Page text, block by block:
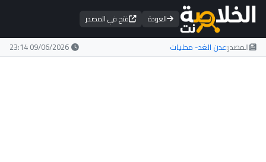
العودة فتح في المصدر
المصدر:عدن الغد- محليات 09/06/2026 23:14